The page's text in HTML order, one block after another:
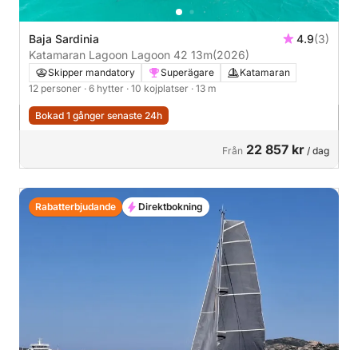
Baja Sardinia 4.9(3)
Katamaran Lagoon Lagoon 42 13m(2026)
Skipper mandatory Superägare
Katamaran
12 personer · 6 hytter · 10 kojplatser · 13 m
Bokad 1 gånger senaste 24h
Från 22 857 kr / dag
Rabatterbjudande Direktbokning